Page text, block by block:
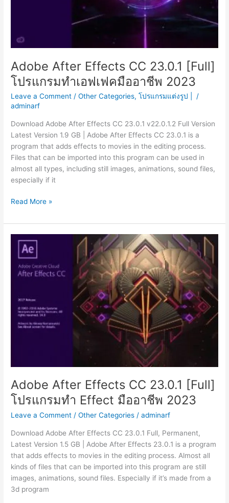
Adobe After Effects CC 23.0.1 [Full]
โปรแกรมทำเอฟเฟคมืออาชีพ 2023
Leave a Comment /Other Categories,โปรแกรมแต่งรูป |
/
adminarf
Download Adobe After Effects CC 23.0.1 v22.0.1.2 Full Version
Latest Version 1.9 GB | Adobe After Effects CC 23.0.1 is a
program that adds effects to movies in the editing process.
Files that can be imported into this program can be used in
almost all types, including still images, animations, sound files,
especially if it
Adobe
Effects
CC
23.0.1
[Full]
โปรแกรม
คมื
ออา
ชีพ
Read More »
Adobe After Effects CC 23.0.1 [Full]
โปรแกรมทำ Effect มืออาชีพ 2023
Leave a Comment /Other Categories /adminarf
Download Adobe After Effects CC 23.0.1 Full, Permanent,
Latest Version 1.5 GB | Adobe After Effects 23.0.1 is a program
that adds effects to movies in the editing process. Almost all
kinds of files that can be imported into this program are still
images, animations, sound files. Especially if it’s made from a
3d program